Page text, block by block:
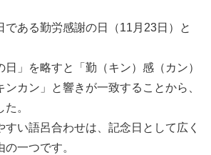
である勤労感謝の日（11月23日）と
日」を略すと「勤（キン）感（カン）
カン」と響きが一致することから、
。
い語呂合わせは、記念日として広く
一つです。